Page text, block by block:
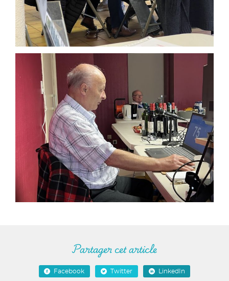
Partager cet article
Facebook Twitter LinkedIn